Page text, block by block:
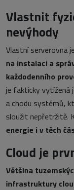
Vlastnit
nevýhody
Vlastní serverovna je
na instalaci a
každodenního
je fakticky vytížená
a chodu systémů,
sloužit nepřetržitě.
energie i v těch
Cloud je
Většina
infrastruktury